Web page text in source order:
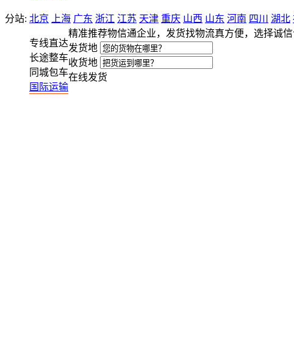
分站: 北京 上海 广东 浙江 江苏 天津 重庆 山西 山东 河南 四川 湖北
专线直达
长途整车
同城包车
国际运输
精准推荐物信通企业，发货找物流真方便，选择诚信
发货地
收货地
在线发货